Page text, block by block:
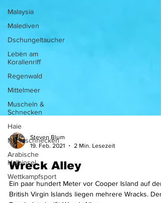
Malaysia
Malediven
Dschungeltaucher
Leben am
Korallenriff
Regenwald
Mittelmeer
Muscheln &
Schnecken
Haie
Nacktschnecken
Arabische
Halbinsel
Wettkampfsport
Steven Blum
19. Feb. 2021
Wreck Alley
Ein paar hundert Meter vor Cooper Island auf den